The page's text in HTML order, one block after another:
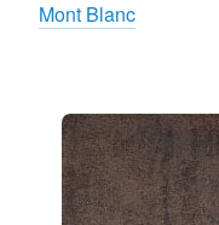
Mont Blanc